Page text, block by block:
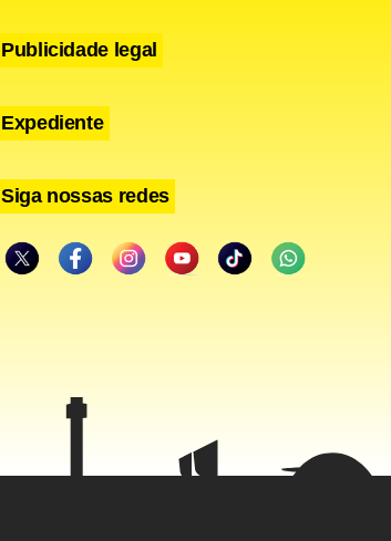
Publicidade legal
Expediente
Siga nossas redes